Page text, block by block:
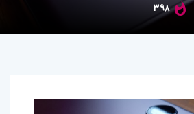
۳۹۸